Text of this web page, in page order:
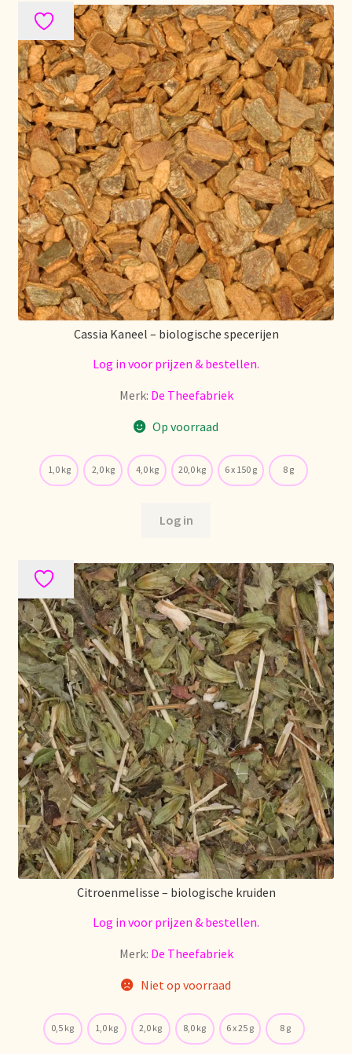
Stock matters
Surtido
Terms and Conditions
Über uns
Unsere Vision von Tee
Versand und Lieferung
Verzenden en bezorgen
Voedselveiligheid
Welcome to our Tea Wholesale business!
Willkommen in unserem Teegroßhandel!
Winkelwagen
Cassia Kaneel – biologische specerijen
Log in voor prijzen & bestellen.
Merk: De Theefabriek
Op voorraad
1,0 kg 2,0 kg 4,0 kg 20,0 kg 6 x 150 g 8 g
Log in
Citroenmelisse – biologische kruiden
Log in voor prijzen & bestellen.
Merk: De Theefabriek
Niet op voorraad
0,5 kg 1,0 kg 2,0 kg 8,0 kg 6 x 25 g 8 g